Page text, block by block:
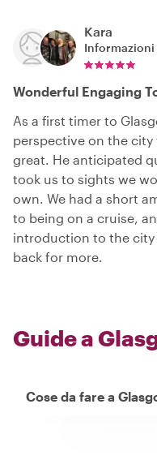
Kara
Informazioni
Wonderful Engaging
As a first timer to
perspective on the
great. He anticipated
took us to sights we
own. We had a short
to being on a cruise,
introduction to the
back for more.
Guide a
Cose da fare a